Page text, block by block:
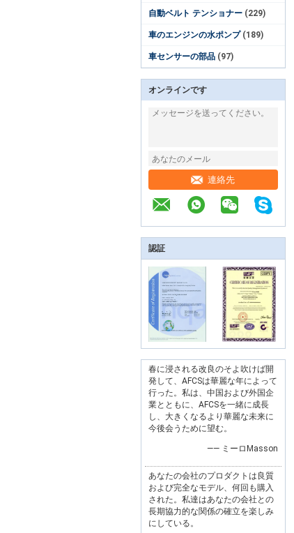
自動ベルト テンショナー (229)
車のエンジンの水ポンプ (189)
車センサーの部品 (97)
オンラインです
連絡先
認証
春に浸される改良のそよ吹けば開
発して、AFCSは華麗な年によって
行った。私は、中国および外国企
業とともに、AFCSを一緒に成長
し、大きくなるより華麗な未来に
今後会うために望む。
—— ミーロMasson
あなたの会社のプロダクトは良質
および完全なモデル、何回も購入
された。私達はあなたの会社との
長期協力的な関係の確立を楽しみ
にしている。